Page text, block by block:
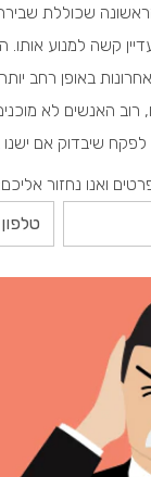
שכוללת
קשה למנוע אותו.
באופן רחב
רוב האנשים לא
לפקח שיבדוק אם
ואנו נחזור אליכם: